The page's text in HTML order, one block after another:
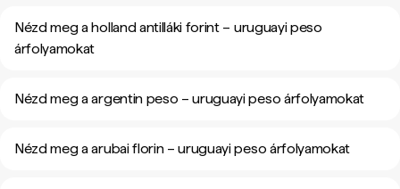
Nézd meg a holland antilláki forint – uruguayi peso
árfolyamokat
Nézd meg a argentin peso – uruguayi peso árfolyamokat
Nézd meg a arubai florin – uruguayi peso árfolyamokat